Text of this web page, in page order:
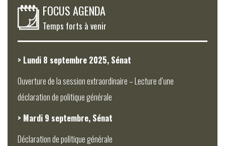
FOCUS AGENDA
Temps forts à venir
> Lundi 8 septembre 2025, Sénat
Ouverture de la session extraordinaire – Lecture d’une
déclaration de politique générale
> Mardi 9 septembre, Sénat
Déclaration de politique générale